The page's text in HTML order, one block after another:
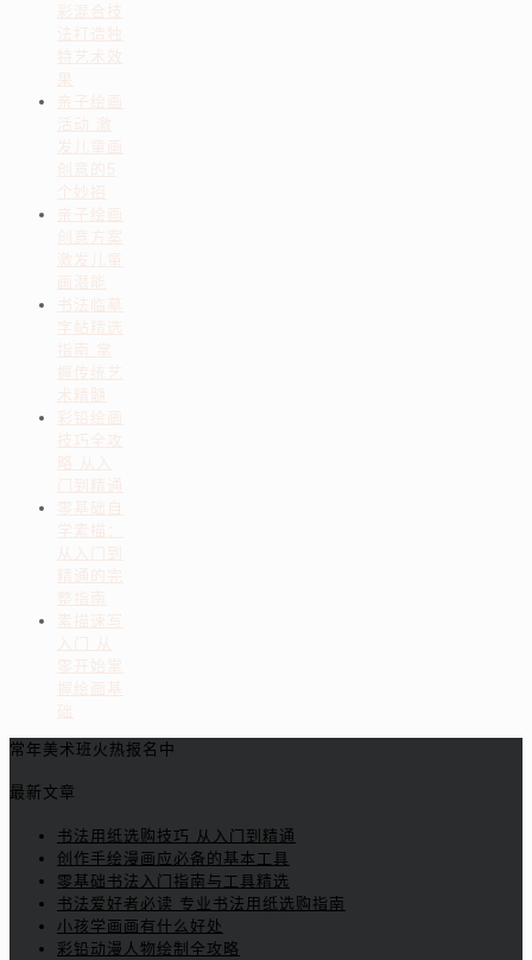
彩混合技
法打造独
特艺术效
果
亲子绘画
活动 激
发儿童画
创意的5
个妙招
亲子绘画
创意方案
激发儿童
画潜能
书法临摹
字帖精选
指南 掌
握传统艺
术精髓
彩铅绘画
技巧全攻
略 从入
门到精通
零基础自
学素描：
从入门到
精通的完
整指南
素描速写
入门 从
零开始掌
握绘画基
础
常年美术班火热报名中
最新文章
书法用纸选购技巧 从入门到精通
创作手绘漫画应必备的基本工具
零基础书法入门指南与工具精选
书法爱好者必读 专业书法用纸选购指南
小孩学画画有什么好处
彩铅动漫人物绘制全攻略